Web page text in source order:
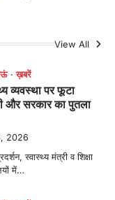
View All
ख़बरें
की जिला बैठक, 8
रैली को सफल
2026
नियुक्तियां, बूथ स्तर तक